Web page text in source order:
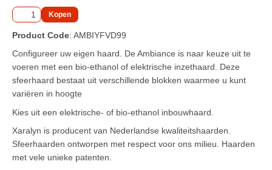
Elektr. Optimyst (waterdamp) inzet - inbouw haarden
2026
Elektr. Opti-Virtual / Hologram inbouwhaarden 2026
Elektr. Opti-Virtual/Hologram vrijstaande haarden 2026
Meubelmaker
Outdoor Buiten haarden / tuinhaarden Gas 2026
REPARATIE Elektrische haarden
Product Code: AMBIYFVD99
Configureer uw eigen haard. De Ambiance is naar keuze uit te
voeren met een bio-ethanol of elektrische inzethaard. Deze
sfeerhaard bestaat uit verschillende blokken waarmee u kunt
variëren in hoogte
Kies uit een elektrische- of bio-ethanol inbouwhaard.
Xaralyn is producent van Nederlandse kwaliteitshaarden.
Sfeerhaarden ontworpen met respect voor ons milieu. Haarden
met vele unieke patenten.